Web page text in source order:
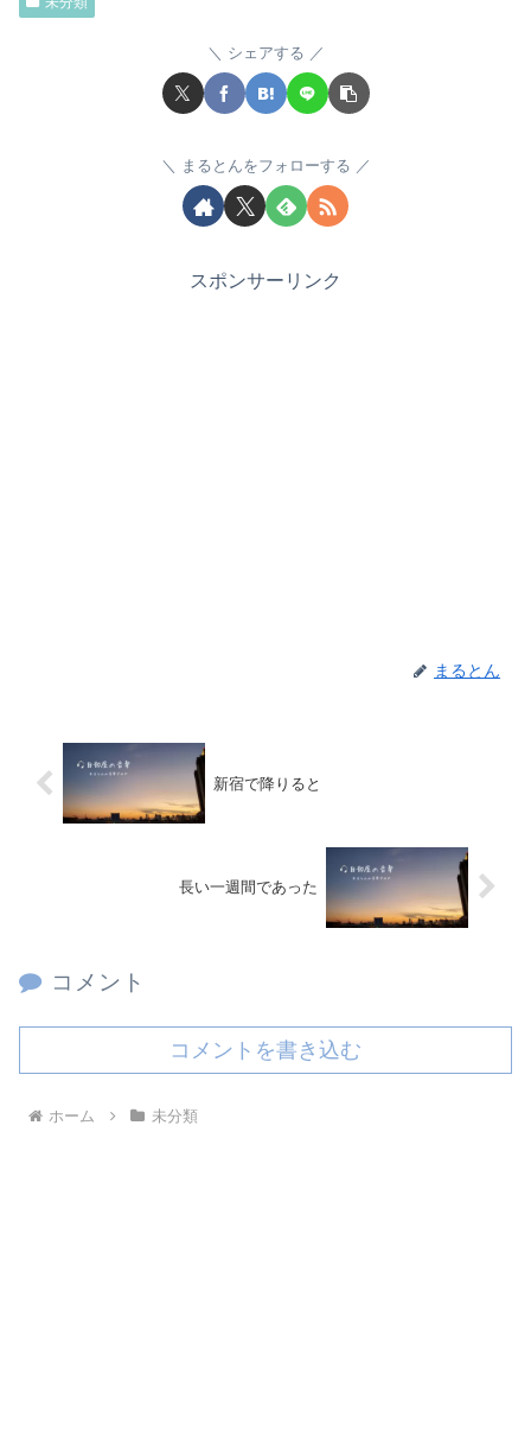
シェアする
まるとんをフォローする
スポンサーリンク
まるとん
新宿で降りると
長い一週間であった
コメント
コメントを書き込む
ホーム 未分類